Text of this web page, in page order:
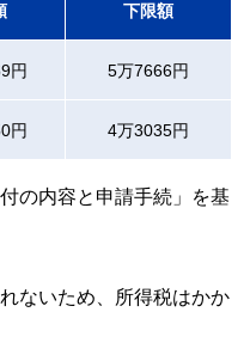
下限額
円 5万7666円
円 4万3035円
の内容と申請手続」を基
ないため、所得税はかか